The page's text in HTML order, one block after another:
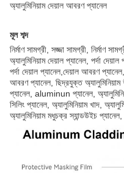
অ্যালুমিনিয়াম দেয়াল আবরণ প্যানেল
মূল শব্দ
নির্মাণ সামগ্রী, সজ্জা সামগ্রী, নির্মাণ
অ্যালুমিনিয়াম দেয়াল প্যানেল, পর্দা
পর্দা দেয়াল প্যানেল,দেয়াল আবরণ
আবরণ প্যানেল, ছিদ্রযুক্ত
প্যানেল, aluminun প্যানেল,
সিলিং প্যানেল, অ্যালুমিনিয়াম খাদ,
অ্যালুমিনিয়াম মধুচক্র স্যান্ডউইচ